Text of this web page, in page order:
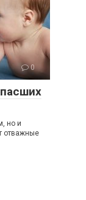
0
но и
отважные